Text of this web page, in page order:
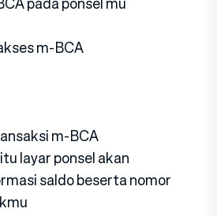
m-BCA
m-BCA
layar ponsel akan
saldo beserta nomor